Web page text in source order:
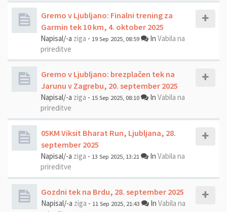
Gremo v Ljubljano: Finalni trening za
Garmin tek 10 km, 4. oktober 2025
Napisal/-a ziga - 19 Sep 2025, 08:59 In Vabila na
prireditve
Gremo v Ljubljano: brezplačen tek na
Jarunu v Zagrebu, 20. september 2025
Napisal/-a ziga - 15 Sep 2025, 08:10 In Vabila na
prireditve
05KM Viksit Bharat Run, Ljubljana, 28.
september 2025
Napisal/-a ziga - 13 Sep 2025, 13:21 In Vabila na
prireditve
Gozdni tek na Brdu, 28. september 2025
Napisal/-a ziga - 11 Sep 2025, 21:43 In Vabila na